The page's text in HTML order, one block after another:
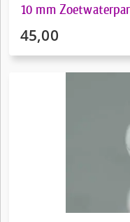
10 mm
45,00